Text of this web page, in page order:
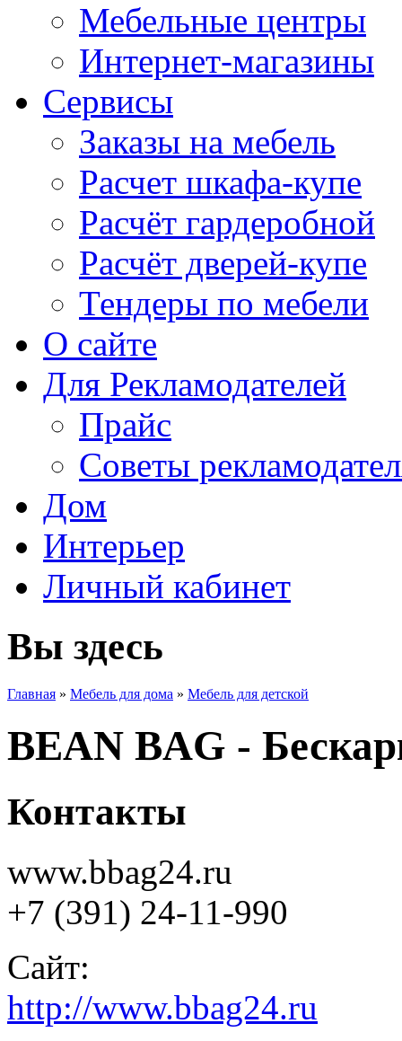
Мебельные центры
Интернет-магазины
Сервисы
Заказы на мебель
Расчет шкафа-купе
Расчёт гардеробной
Расчёт дверей-купе
Тендеры по мебели
О сайте
Для Рекламодателей
Прайс
Советы
Дом
Интерьер
Личный кабинет
Вы здесь
Главная » Мебель для дома » Мебель для детской
BEAN BAG -
Контакты
www.bbag24.ru
+7 (391) 24-11-990
Сайт:
http://www.bbag24.ru